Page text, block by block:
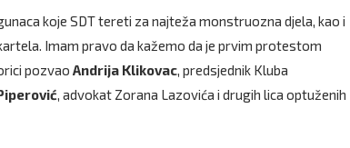
koje SDT tereti za najteža monstruozna djela, kao i
Imam pravo da kažemo da je prvim protestom
pozvao Andrija Klikovac, predsjednik Kluba
, advokat Zorana Lazovića i drugih lica optuženih